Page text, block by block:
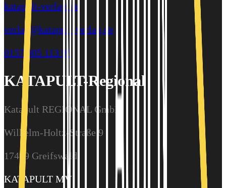
katapult-verlag.de
verlag@katapult-verlag.de
0157 805 113 95
KATAPULT-Regional
Katapult REGIONAL GmbH
Wilhelm-Holtz-Straße 9
17489 Greifswald
KATAPULT MV